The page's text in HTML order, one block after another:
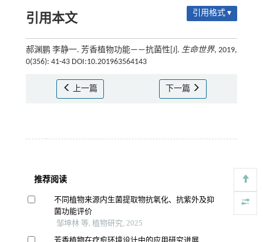
引用本文 引用格式 ▾
郝渊鹏 李静一. 芳香植物功能——抗菌性[J]. 生命世界, 2019,
0(356): 41-43 DOI:10.201963564143
上一篇 下一篇